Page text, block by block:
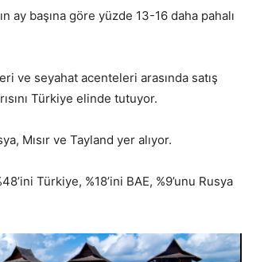
ay başına göre yüzde 13-16 daha pahalı
ve seyahat acenteleri arasında satış
Türkiye elinde tutuyor.
Mısır ve Tayland yer alıyor.
Türkiye, %18’ini BAE, %9’unu Rusya